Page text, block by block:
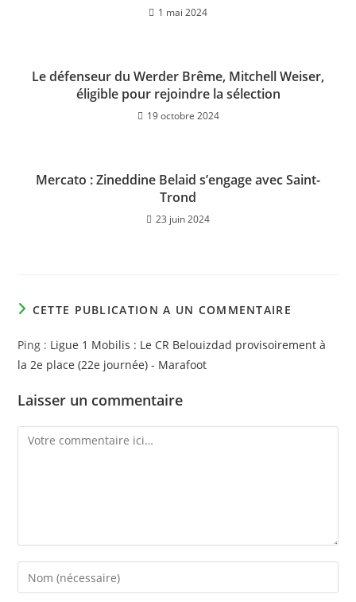
1 mai 2024
Le défenseur du Werder Brême, Mitchell Weiser,
éligible pour rejoindre la sélection
19 octobre 2024
Mercato : Zineddine Belaid s’engage avec Saint-
Trond
23 juin 2024
CETTE PUBLICATION A UN COMMENTAIRE
Ping : Ligue 1 Mobilis : Le CR Belouizdad provisoirement à
la 2e place (22e journée) - Marafoot
Laisser un commentaire
Comment
Enter
your